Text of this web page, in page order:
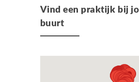
Vind een praktijk bij
buurt